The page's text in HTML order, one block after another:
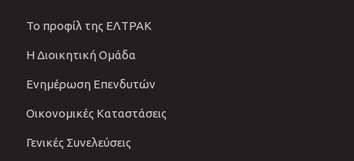
Το προφίλ της ΕΛΤΡΑΚ
Η Διοικητική Ομάδα
Ενημέρωση Επενδυτών
Οικονομικές Καταστάσεις
Γενικές Συνελεύσεις